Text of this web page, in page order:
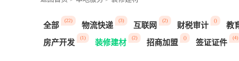
全部
(22)
物流快递
(3)
互联网
(2)
财税审计
()
教
房产开发
(1)
装修建材
(2)
招商加盟
()
签证证件
(4)